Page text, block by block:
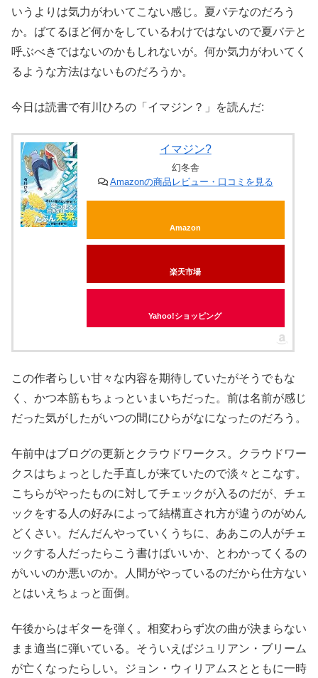
いうよりは気力がわいてこない感じ。夏バテなのだろう
か。ばてるほど何かをしているわけではないので夏バテと
呼ぶべきではないのかもしれないが。何か気力がわいてく
るような方法はないものだろうか。
今日は読書で有川ひろの「イマジン？」を読んだ:
イマジン?
幻冬舎
Amazonの商品レビュー・口コミを見る
Amazon
楽天市場
Yahoo!ショッピング
この作者らしい甘々な内容を期待していたがそうでもな
く、かつ本筋もちょっといまいちだった。前は名前が感じ
だった気がしたがいつの間にひらがなになったのだろう。
午前中はブログの更新とクラウドワークス。クラウドワー
クスはちょっとした手直しが来ていたので淡々とこなす。
こちらがやったものに対してチェックが入るのだが、チェ
ックをする人の好みによって結構直され方が違うのがめん
どくさい。だんだんやっていくうちに、ああこの人がチェ
ックする人だったらこう書けばいいか、とわかってくるの
がいいのか悪いのか。人間がやっているのだから仕方ない
とはいえちょっと面倒。
午後からはギターを弾く。相変わらず次の曲が決まらない
まま適当に弾いている。そういえばジュリアン・ブリーム
が亡くなったらしい。ジョン・ウィリアムスとともに一時